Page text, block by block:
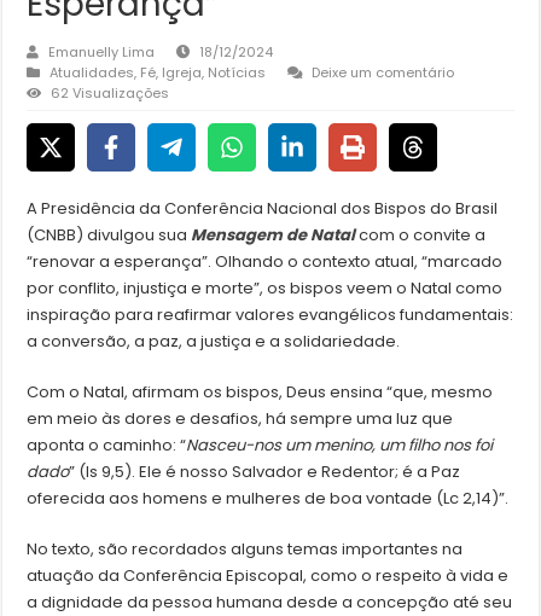
Emanuelly Lima
18/12/2024
Atualidades, Fé, Igreja, Notícias
Deixe um comentário
62 Visualizações
A Presidência da Conferência Nacional dos Bispos do Brasil
(CNBB) divulgou sua Mensagem de Natalcom o convite a
“renovar a esperança”. Olhando o contexto atual, “marcado
por conflito, injustiça e morte”, os bispos veem o Natal como
inspiração para reafirmar valores evangélicos fundamentais:
a conversão, a paz, a justiça e a solidariedade.
Com o Natal, afirmam os bispos, Deus ensina “que, mesmo
em meio às dores e desafios, há sempre uma luz que
aponta o caminho: “Nasceu-nos um menino, um filho nos foi
dado” (Is 9,5). Ele é nosso Salvador e Redentor; é a Paz
oferecida aos homens e mulheres de boa vontade (Lc 2,14)”.
No texto, são recordados alguns temas importantes na
atuação da Conferência Episcopal, como o respeito à vida e
a dignidade da pessoa humana desde a concepção até seu